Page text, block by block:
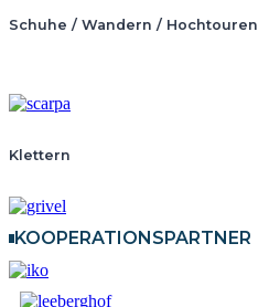
Schuhe / Wandern / Hochtouren
Klettern
KOOPERATIONSPARTNER